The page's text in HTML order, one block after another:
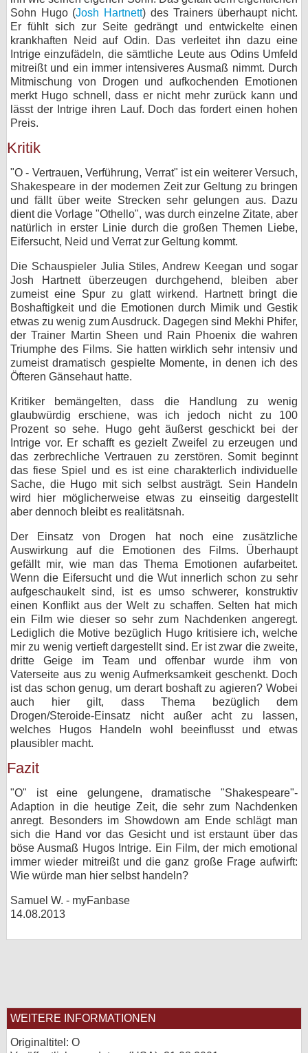
Sohn Hugo (Josh Hartnett) des Trainers überhaupt nicht.
Er fühlt sich zur Seite gedrängt und entwickelte einen
krankhaften Neid auf Odin. Das verleitet ihn dazu eine
Intrige einzufädeln, die sämtliche Leute aus Odins Umfeld
mitreißt und ein immer intensiveres Ausmaß nimmt. Durch
Mitmischung von Drogen und aufkochenden Emotionen
merkt Hugo schnell, dass er nicht mehr zurück kann und
lässt der Intrige ihren Lauf. Doch das fordert einen hohen
Preis.
Kritik
"O - Vertrauen, Verführung, Verrat" ist ein weiterer Versuch,
Shakespeare in der modernen Zeit zur Geltung zu bringen
und fällt über weite Strecken sehr gelungen aus. Dazu
dient die Vorlage "Othello", was durch einzelne Zitate, aber
natürlich in erster Linie durch die großen Themen Liebe,
Eifersucht, Neid und Verrat zur Geltung kommt.
Die Schauspieler Julia Stiles, Andrew Keegan und sogar
Josh Hartnett überzeugen durchgehend, bleiben aber
zumeist eine Spur zu glatt wirkend. Hartnett bringt die
Boshaftigkeit und die Emotionen durch Mimik und Gestik
etwas zu wenig zum Ausdruck. Dagegen sind Mekhi Phifer,
der Trainer Martin Sheen und Rain Phoenix die wahren
Triumphe des Films. Sie hatten wirklich sehr intensiv und
zumeist dramatisch gespielte Momente, in denen ich des
Öfteren Gänsehaut hatte.
Kritiker bemängelten, dass die Handlung zu wenig
glaubwürdig erschiene, was ich jedoch nicht zu 100
Prozent so sehe. Hugo geht äußerst geschickt bei der
Intrige vor. Er schafft es gezielt Zweifel zu erzeugen und
das zerbrechliche Vertrauen zu zerstören. Somit beginnt
das fiese Spiel und es ist eine charakterlich individuelle
Sache, die Hugo mit sich selbst austrägt. Sein Handeln
wird hier möglicherweise etwas zu einseitig dargestellt
aber dennoch bleibt es realitätsnah.
Der Einsatz von Drogen hat noch eine zusätzliche
Auswirkung auf die Emotionen des Films. Überhaupt
gefällt mir, wie man das Thema Emotionen aufarbeitet.
Wenn die Eifersucht und die Wut innerlich schon zu sehr
aufgeschaukelt sind, ist es umso schwerer, konstruktiv
einen Konflikt aus der Welt zu schaffen. Selten hat mich
ein Film wie dieser so sehr zum Nachdenken angeregt.
Lediglich die Motive bezüglich Hugo kritisiere ich, welche
mir zu wenig vertieft dargestellt sind. Er ist zwar die zweite,
dritte Geige im Team und offenbar wurde ihm von
Vaterseite aus zu wenig Aufmerksamkeit geschenkt. Doch
ist das schon genug, um derart boshaft zu agieren? Wobei
auch hier gilt, dass Thema bezüglich dem
Drogen/Steroide-Einsatz nicht außer acht zu lassen,
welches Hugos Handeln wohl beeinflusst und etwas
plausibler macht.
Fazit
"O" ist eine gelungene, dramatische "Shakespeare"-
Adaption in die heutige Zeit, die sehr zum Nachdenken
anregt. Besonders im Showdown am Ende schlägt man
sich die Hand vor das Gesicht und ist erstaunt über das
böse Ausmaß Hugos Intrige. Ein Film, der mich emotional
immer wieder mitreißt und die ganz große Frage aufwirft:
Wie würde man hier selbst handeln?
Samuel W. - myFanbase
14.08.2013
WEITERE INFORMATIONEN
Originaltitel: O
Impressum
Desktop-Ansicht
myFanbase